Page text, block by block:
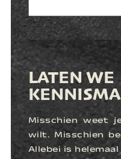
LATEN WE
Misschien weet
wilt. Misschien
Allebei is